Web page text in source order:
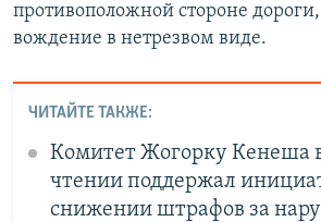
противоположной стороне
вождение в нетрезвом виде.
ЧИТАЙТЕ ТАКЖЕ:
Комитет Жогорку Кенеша
чтении поддержал
снижении штрафов за